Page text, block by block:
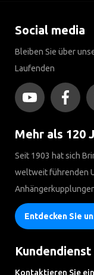
Social media
Bleiben Sie über
Laufenden
Mehr als 120
Seit 1903 hat sich
weltweit führenden
Entdecken Sie
Kundendienst
Kontaktieren Sie